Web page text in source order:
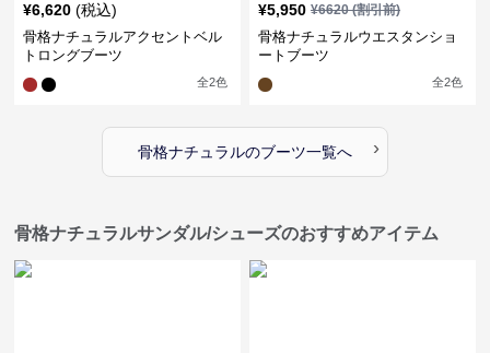
¥6,620 (税込)
骨格ナチュラルアクセントベル
トロングブーツ
全2色
¥5,950 ¥6620(割引前)
骨格ナチュラルウエスタンショ
ートブーツ
全2色
骨格ナチュラルのブーツ一覧へ ›
骨格ナチュラルサンダル/シューズのおすすめアイテム